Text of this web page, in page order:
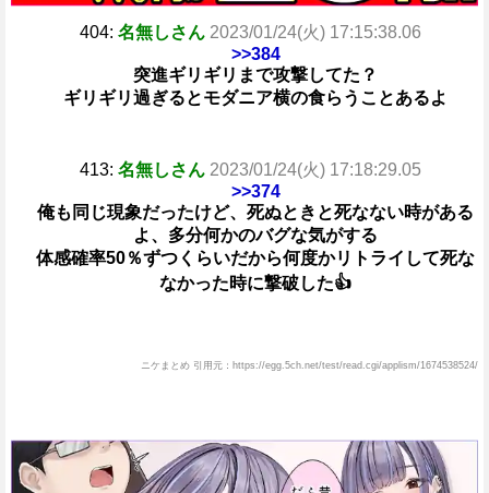
404: 名無しさん 2023/01/24(火) 17:15:38.06
>>384
突進ギリギリまで攻撃してた？
ギリギリ過ぎるとモダニア横の食らうことあるよ
413: 名無しさん 2023/01/24(火) 17:18:29.05
>>374
俺も同じ現象だったけど、死ぬときと死なない時がある
よ、多分何かのバグな気がする
体感確率50％ずつくらいだから何度かリトライして死な
なかった時に撃破した👍
ニケまとめ 引用元：https://egg.5ch.net/test/read.cgi/applism/1674538524/